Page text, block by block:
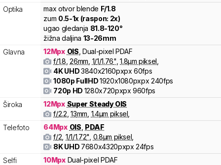
Optika
max otvor blende F/1.8
zum 0.5-1x (raspon: 2x)
ugao gledanja 81.8-120°
žižna daljina 13-26mm
Glavna
12Mpx OIS Dual-pixel PDAF
f/1.8 26mm 1/1/1.76" 1.8µm piksel
4K UHD3840x2160pxpx60fps
1080p FullHD1920x1080pxpx240fps
720p HD 1280x720pxpx960fps
Široka
12Mpx Super Steady OIS
f/2.2 13mm 1.4µm piksel
Telefoto
64Mpx OIS PDAF
f/2 1/1/1.72" 0.8µm piksel
8K UHD 7680x4320pxpx24fps
Selfi
10Mpx Dual-pixel PDAF